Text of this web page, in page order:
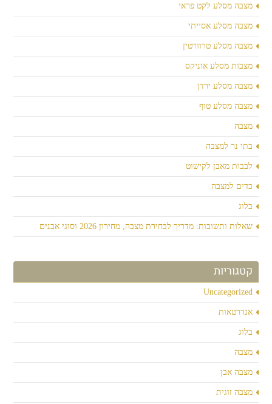
מצבה מסלע לקט פראי
מצבה מסלע אסייתי
מצבה מסלע טרוורטין
מצבות מסלע אוניקס
מצבה מסלע ירדן
מצבה מסלע טוף
מצבה
בתי נר למצבה
לבבות מאבן לקישוט
כדים למצבה
בלוג
שאלות ותשובות: מדריך לבחירת מצבה, מחירון 2026 וסוגי אבנים
קטגוריות
Uncategorized
אנדרטאות
בלוג
מצבה
מצבה אבן
מצבה זוגית